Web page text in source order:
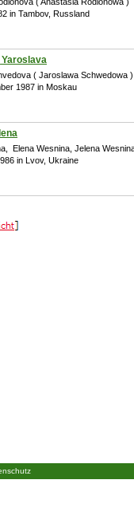
in Tambov, Russland
( Jaroslawa Schwedowa )
1987 in Moskau
Elena Wesnina, Jelena
in Lvov, Ukraine